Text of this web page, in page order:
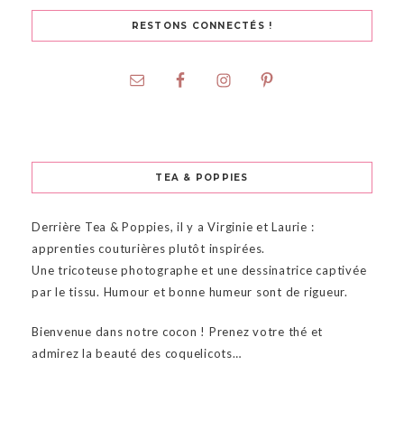
RESTONS CONNECTÉS !
TEA & POPPIES
Derrière Tea & Poppies, il y a Virginie et Laurie :
apprenties couturières plutôt inspirées.
Une tricoteuse photographe et une dessinatrice captivée
par le tissu. Humour et bonne humeur sont de rigueur.
Bienvenue dans notre cocon ! Prenez votre thé et
admirez la beauté des coquelicots…